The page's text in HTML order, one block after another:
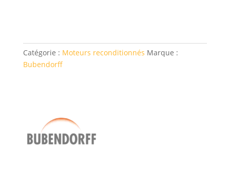
Catégorie : Moteurs reconditionnés Marque :
Bubendorff